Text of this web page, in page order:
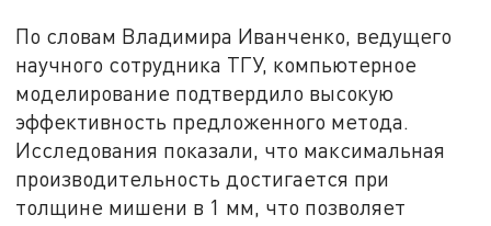
По словам Владимира Иванченко, ведущего
научного сотрудника ТГУ, компьютерное
моделирование подтвердило высокую
эффективность предложенного метода.
Исследования показали, что максимальная
производительность достигается при
толщине мишени в 1 мм, что позволяет